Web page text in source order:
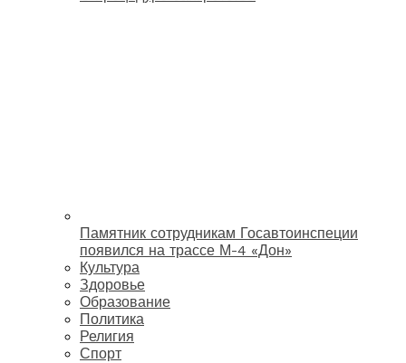
Памятник сотрудникам Госавтоинспеции
появился на трассе М-4 «Дон»
Культура
Здоровье
Образование
Политика
Религия
Спорт